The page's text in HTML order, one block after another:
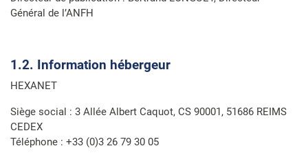
Général de l’ANFH
1.2. Information hébergeur
HEXANET
Siège social : 3 Allée Albert Caquot, CS 90001, 51686 REIMS
CEDEX
Téléphone : +33 (0)3 26 79 30 05